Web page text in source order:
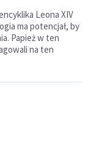
Leona XIV
ma potencjał, by
Papież w ten
na ten